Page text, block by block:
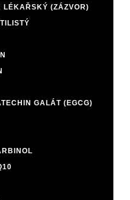
LÉKAŘSKÝ (ZÁZVOR)
GALÁT (EGCG)